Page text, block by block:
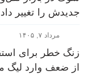
جدیدش را تغییر
مرداد ۷, ۱۴۰۵
زنگ خطر برای
از ضعف وارد لیگ